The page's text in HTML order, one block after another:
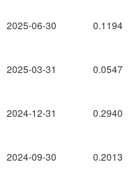
2025-06-30
2025-03-31
2024-12-31
2024-09-30
0.1194
0.0547
0.2940
0.2013